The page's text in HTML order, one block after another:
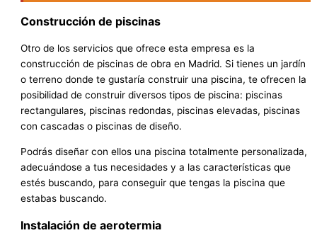
Construcción de piscinas
Otro de los servicios que ofrece esta empresa es la
construcción de piscinas de obra en Madrid. Si tienes un jardín
o terreno donde te gustaría construir una piscina, te ofrecen la
posibilidad de construir diversos tipos de piscina: piscinas
rectangulares, piscinas redondas, piscinas elevadas, piscinas
con cascadas o piscinas de diseño.
Podrás diseñar con ellos una piscina totalmente personalizada,
adecuándose a tus necesidades y a las características que
estés buscando, para conseguir que tengas la piscina que
estabas buscando.
Instalación de aerotermia